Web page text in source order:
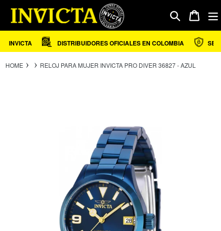
directamente
contenido
Buscar Carrito
DISTRIBUIDORES OFICIALES EN COLOMBIA
HOME RELOJ PARA MUJER INVICTA PRO DIVER 36827 - AZUL